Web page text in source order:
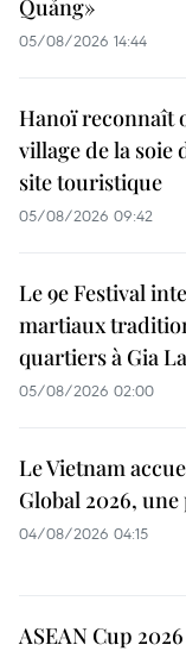
Quảng»
05/08/2026 14:44
Hanoï reconnaît
village de la soie
site touristique
05/08/2026 09:42
Le 9e Festival
martiaux
quartiers à Gia
05/08/2026 02:00
Le Vietnam
Global 2026,
04/08/2026 04:15
ASEAN Cup